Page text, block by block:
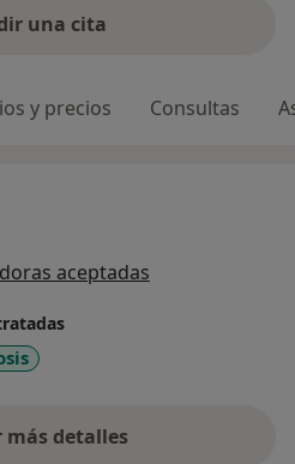
una cita
y precios Consultas
aceptadas
más detalles
sobre la experiencia